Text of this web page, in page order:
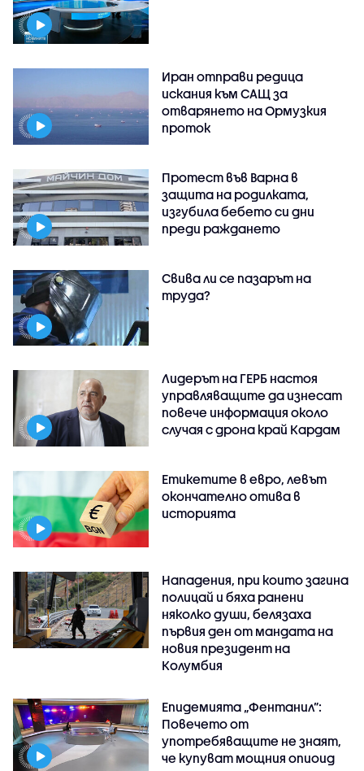
Иран отправи редица
искания към САЩ за
отварянето на Ормузкия
проток
Протест във Варна в
защита на родилката,
изгубила бебето си дни
преди раждането
Свива ли се пазарът на
труда?
Лидерът на ГЕРБ настоя
управляващите да изнесат
повече информация около
случая с дрона край Кардам
Етикетите в евро, левът
окончателно отива в
историята
Нападения, при които загина
полицай и бяха ранени
няколко души, белязаха
първия ден от мандата на
новия президент на
Колумбия
Епидемията „Фентанил”:
Повечето от
употребяващите не знаят,
че купуват мощния опиоид